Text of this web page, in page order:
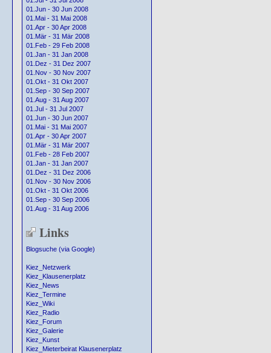
01.Jun - 30 Jun 2008
01.Mai - 31 Mai 2008
01.Apr - 30 Apr 2008
01.Mär - 31 Mär 2008
01.Feb - 29 Feb 2008
01.Jan - 31 Jan 2008
01.Dez - 31 Dez 2007
01.Nov - 30 Nov 2007
01.Okt - 31 Okt 2007
01.Sep - 30 Sep 2007
01.Aug - 31 Aug 2007
01.Jul - 31 Jul 2007
01.Jun - 30 Jun 2007
01.Mai - 31 Mai 2007
01.Apr - 30 Apr 2007
01.Mär - 31 Mär 2007
01.Feb - 28 Feb 2007
01.Jan - 31 Jan 2007
01.Dez - 31 Dez 2006
01.Nov - 30 Nov 2006
01.Okt - 31 Okt 2006
01.Sep - 30 Sep 2006
01.Aug - 31 Aug 2006
Links
Blogsuche (via Google)
Kiez_Netzwerk
Kiez_Klausenerplatz
Kiez_News
Kiez_Termine
Kiez_Wiki
Kiez_Radio
Kiez_Forum
Kiez_Galerie
Kiez_Kunst
Kiez_Mieterbeirat Klausenerplatz